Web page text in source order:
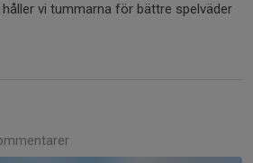
vi tummarna för bättre spelväder